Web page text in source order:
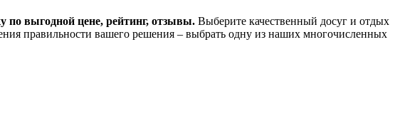
по выгодной цене, рейтинг, отзывы. Выберите качественный досуг и отдых
правильности вашего решения – выбрать одну из наших многочисленных